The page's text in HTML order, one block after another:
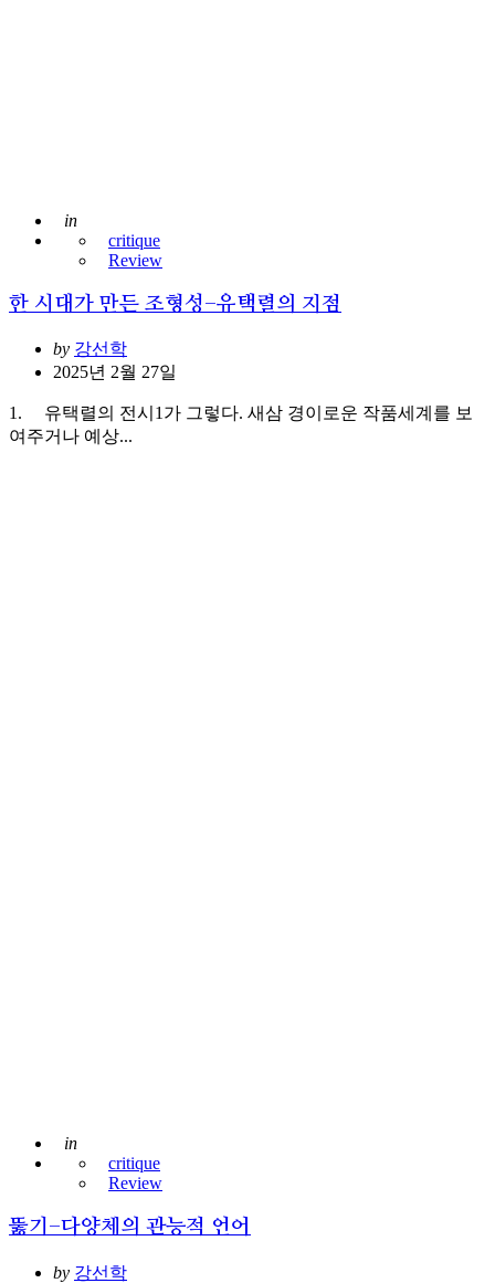
Posted
in
critique
Review
한 시대가 만든 조형성-유택렬의 지점
Posted
by 강선학
2025년 2월 27일
1. 유택렬의 전시1가 그렇다. 새삼 경이로운 작품세계를 보
여주거나 예상...
Posted
in
critique
Review
뚫기-다양체의 관능적 언어
Posted
by 강선학